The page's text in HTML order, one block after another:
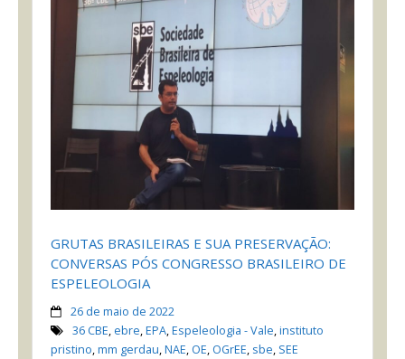
contato
GRUTAS BRASILEIRAS E SUA PRESERVAÇÃO:
CONVERSAS PÓS CONGRESSO BRASILEIRO DE
ESPELEOLOGIA
26 de maio de 2022
36 CBE, ebre,EPA,Espeleologia - Vale,instituto
pristino,mm gerdau,NAE, OE, OGrEE, sbe, SEE